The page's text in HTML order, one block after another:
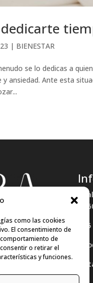
como las cookies
El consentimiento de
de
o retirar el
y funciones.
| BIENESTAR
se lo dedicas a
ansiedad. Ante esta